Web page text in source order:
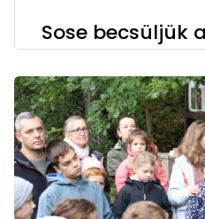
Sose becsüljük